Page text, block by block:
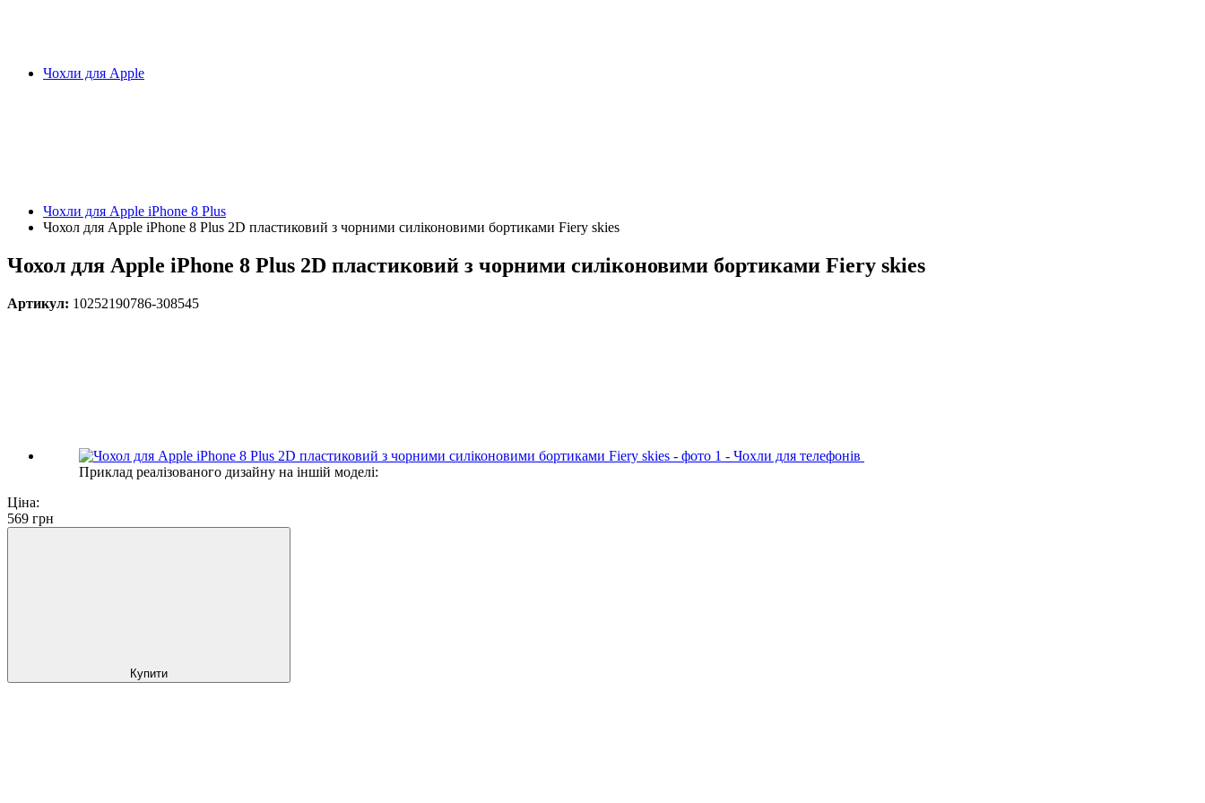
Чохли для Apple
Чохли для Apple iPhone 8 Plus
Чохол для Apple iPhone 8 Plus 2D пластиковий з чорними силіконовими бортиками Fiery skies
Чохол для Apple iPhone 8 Plus 2D пластиковий з чорними силіконовими бортиками Fiery skies
Артикул: 10252190786-308545
Приклад реалізованого дизайну на іншій моделі:
Ціна:
569 грн
Купити